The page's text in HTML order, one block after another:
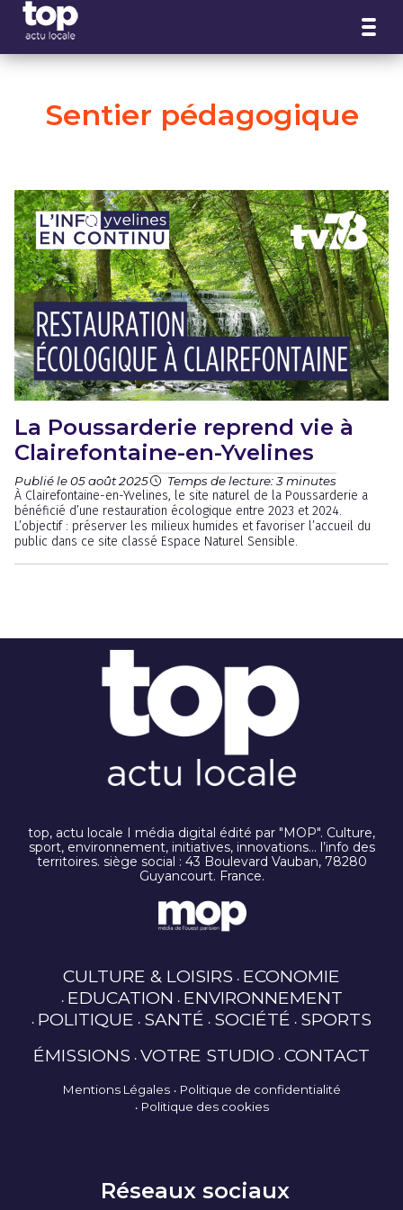
Sentier pédagogique
La Poussarderie reprend vie à
Clairefontaine-en-Yvelines
Publié le 05 août 2025 Temps de lecture: 3 minutes
À Clairefontaine-en-Yvelines, le site naturel de la Poussarderie a
bénéficié d’une restauration écologique entre 2023 et 2024.
L’objectif : préserver les milieux humides et favoriser l’accueil du
public dans ce site classé Espace Naturel Sensible.
top, actu locale I média digital édité par "MOP". Culture,
sport, environnement, initiatives, innovations… l’info des
territoires. siège social : 43 Boulevard Vauban, 78280
Guyancourt. France.
CULTURE & LOISIRS ECONOMIE
EDUCATION ENVIRONNEMENT
POLITIQUE SANTÉ SOCIÉTÉ SPORTS
ÉMISSIONS VOTRE STUDIO CONTACT
Mentions Légales
Politique de confidentialité
Politique des cookies
Réseaux sociaux
Panneau de gestion des cookies